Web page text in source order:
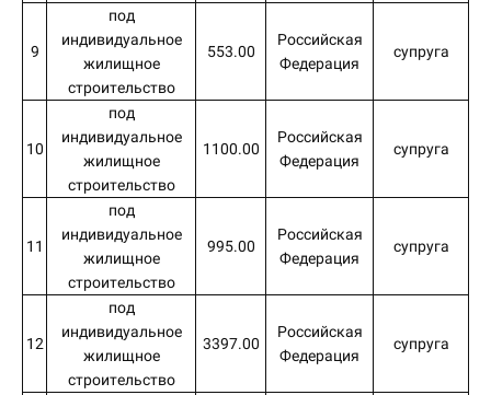
9
под
индивидуальное
жилищное
строительство
553.00
Российская
Федерация
супруга
10
под
индивидуальное
жилищное
строительство
1100.00
Российская
Федерация
супруга
11
под
индивидуальное
жилищное
строительство
995.00
Российская
Федерация
супруга
12
под
индивидуальное
жилищное
строительство
3397.00
Российская
Федерация
супруга